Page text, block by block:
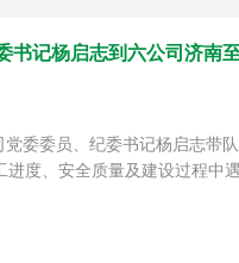
书记杨启志到六公司济南
委委员、纪委书记杨启志带
进度、安全质量及建设过程中